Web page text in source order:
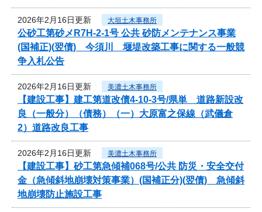
2026年2月16日更新 大垣土木事務所
公砂工第砂メR7H-2-1号 公共 砂防メンテナンス事業
(国補正)(翌債) 今須川 堰堤改築工事に関する一般競
争入札公告
2026年2月16日更新 美濃土木事務所
【建設工事】建工第道改債4-10-3号/県単 道路新設改
良（一般分）（債務）（一）大原富之保線（武儀倉
2）道路改良工事
2026年2月16日更新 美濃土木事務所
【建設工事】砂工第急傾補068号/公共 防災・安全交付
金（急傾斜地崩壊対策事業）(国補正分)(翌債) 急傾斜
地崩壊防止施設工事